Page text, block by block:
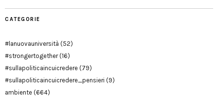
CATEGORIE
#lanuovauniversità (52)
#strongertogether(16)
#sullapoliticaincuicredere (79)
#sullapoliticaincuicredere_pensieri (9)
ambiente (664)